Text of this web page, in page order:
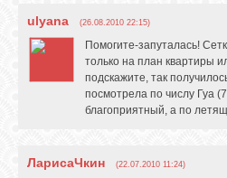
ulyana (26.08.2010 22:15)
Помогите-запуталась!
только на план квартиры
подскажите, так
посмотрела по числу Гуа
благоприятный, а по
ЛарисаЧкин (22.07.2010 11:24)